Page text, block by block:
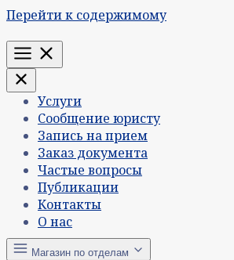
Перейти к содержимому
Меню
Услуги
Сообщение юристу
Запись на прием
Заказ документа
Частые вопросы
Публикации
Контакты
О нас
Магазин по отделам